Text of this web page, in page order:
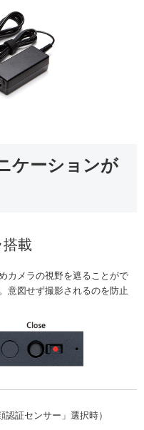
ケーションが
搭載
カメラの視野を遮ることがで
意図せず撮影されるのを防止
認証センサー」選択時）